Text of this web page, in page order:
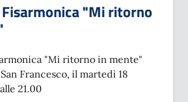
"Mi ritorno
"Mi ritorno in mente"
Francesco, il martedì 18
21.00